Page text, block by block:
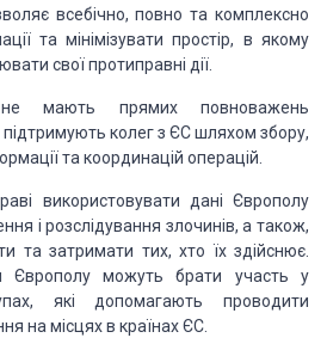
всебічно, повно та комплексно
та мінімізувати простір, в якому
свої протиправні дії.
мають прямих повноважень
колег з ЄС шляхом збору,
та координацій операцій.
використовувати дані Європолу
і розслідування злочинів, а також,
та затримати тих, хто їх здійснює.
Європолу можуть брати участь у
які допомагають проводити
на місцях в країнахЄС.